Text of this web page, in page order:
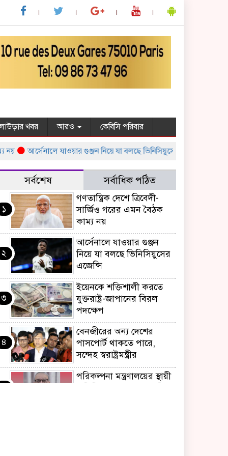
খবর আরও কেবিসি পরিবার
আর্সেনালে যাওয়ার গুঞ্জন নিয়ে যা বলছে ভিনিসিয়ুসের এজেন্সি
সর্বশেষ সর্বাধিক পঠিত
১
গণতান্ত্রিক দেশে ত্রিবেদী-
সার্জিও গরের এমন বৈঠক
কাম্য নয়
২
আর্সেনালে যাওয়ার গুঞ্জন
নিয়ে যা বলছে ভিনিসিয়ুসের
এজেন্সি
৩
ইয়েনকে শক্তিশালী করতে
যুক্তরাষ্ট্র-জাপানের বিরল
পদক্ষেপ
৪
বেনজীরের অন্য দেশের
পাসপোর্ট থাকতে পারে,
সন্দেহ স্বরাষ্ট্রমন্ত্রীর
৫
পরিকল্পনা মন্ত্রণালয়ের স্থায়ী